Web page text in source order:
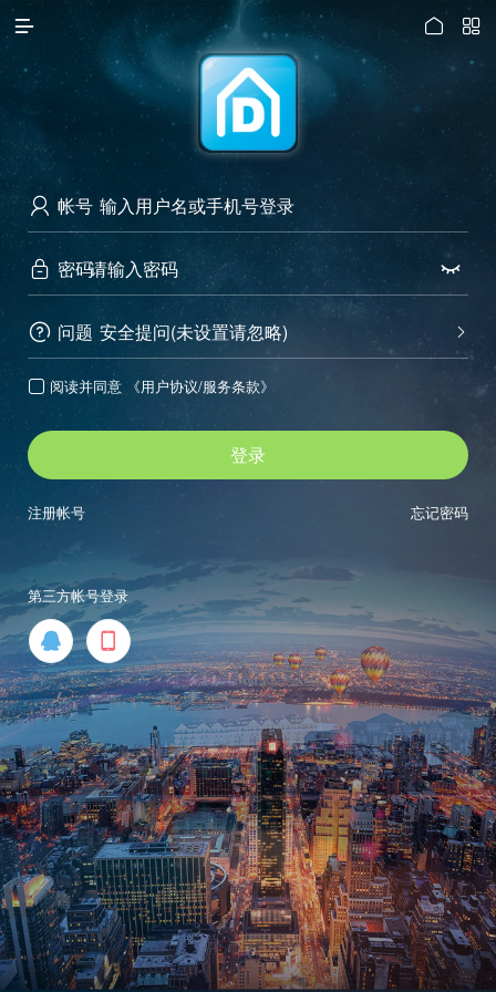

访问电脑版
 

 帐号
 密码 
 问题 
安全提问(未设置请忽略)
 阅读并同意 《用户协议/服务条款》
登录
忘记密码
注册帐号
第三方帐号登录
 